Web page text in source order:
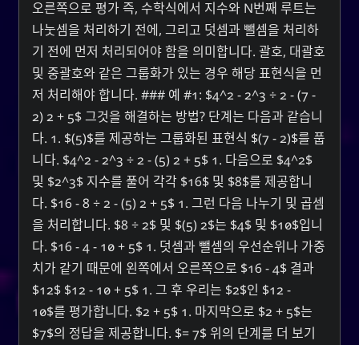
오른쪽으로 평가 즉, 수학식에서 지수와 N번째 루트는
나눗셈을 처리하기 전에, 그리고 덧셈과 뺄셈을 처리하
기 전에 먼저 처리되어야 함을 의미합니다. 괄호, 대괄호
및 중괄호와 같은 그룹화가 있는 경우 해당 표현식을 먼
저 처리해야 합니다. ### 예 #1: $4^2 - 2^3 ÷ 2 - (7 -
2) 2 + 5$ 그것을 해결하는 방법? 단계는 다음과 같습니
다. 1. $(5)$를 제공하는 그룹화된 표현식 $(7 - 2)$를 풉
니다. $4^2 - 2^3 ÷ 2 - (5) 2 + 5$ 1. 다음으로 $4^2$
및 $2^3$ 지수를 풀어 각각 $16$ 및 $8$를 제공합니
다. $16 - 8 ÷ 2 - (5) 2 + 5$ 1. 그런 다음 나누기 및 곱셈
을 처리합니다. $8 ÷ 2$ 및 $(5) 2$는 $4$ 및 $10$입니
다. $16 - 4 - 10 + 5$ 1. 덧셈과 뺄셈의 우선순위나 가중
치가 같기 때문에 왼쪽에서 오른쪽으로 $16 - 4$ 결과
$12$ $12 - 10 + 5$ 1. 그 후 우리는 $2$인 $12 -
10$를 평가합니다. $2 + 5$ 1. 마지막으로 $2 + 5$는
$7$의 정답을 제공합니다. $= 7$ 위의 단계를 더 보기